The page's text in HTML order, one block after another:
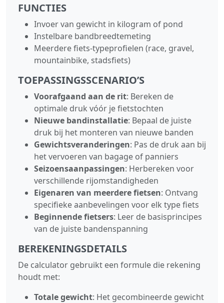
FUNCTIES
Invoer van gewicht in kilogram of pond
Instelbare bandbreedtemeting
Meerdere fiets‑typeprofielen (race, gravel,
mountainbike, stadsfiets)
TOEPASSINGSSCENARIO’S
Voorafgaand aan de rit: Bereken de
optimale druk vóór je fietstochten
Nieuwe bandinstallatie: Bepaal de juiste
druk bij het monteren van nieuwe banden
Gewichtsveranderingen: Pas de druk aan bij
het vervoeren van bagage of panniers
Seizoensaanpassingen: Herbereken voor
verschillende rijomstandigheden
Eigenaren van meerdere fietsen: Ontvang
specifieke aanbevelingen voor elk type fiets
Beginnende fietsers: Leer de basisprincipes
van de juiste bandenspanning
BEREKENINGSDETAILS
De calculator gebruikt een formule die rekening
houdt met:
Totale gewicht: Het gecombineerde gewicht